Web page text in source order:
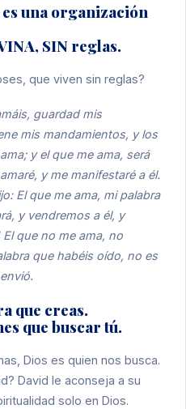
una organización
SIN reglas.
que viven sin reglas?
guardad mis
mis mandamientos, y los
y el que me ama, será
y me manifestaré a él.
El que me ama, mi palabra
y vendremos a él, y
que no me ama, no
que habéis oído, no es
que creas.
que buscar tú.
Dios es quien nos busca.
David le aconseja a su
solo en Dios.